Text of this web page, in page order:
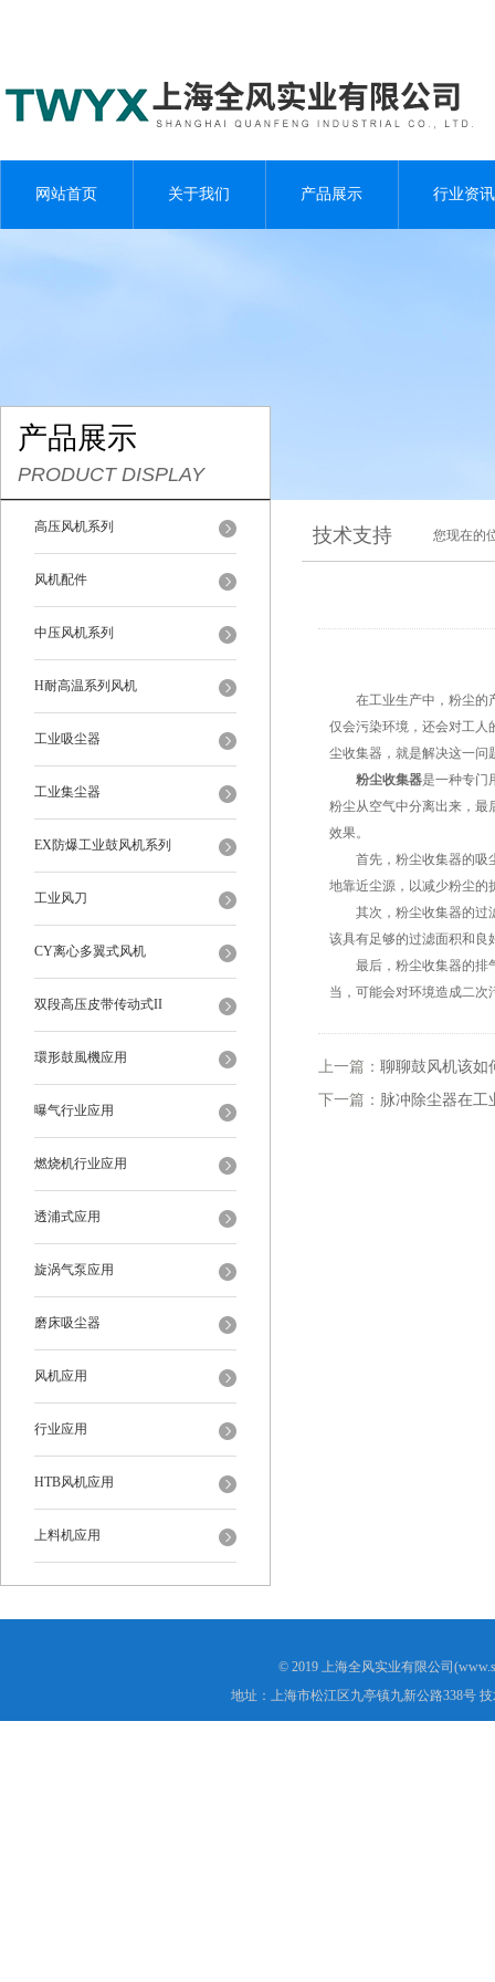
网站首页 关于我们 产品展示 行业资讯
产品展示
PRODUCT DISPLAY
高压风机系列
风机配件
中压风机系列
H耐高温系列风机
工业吸尘器
工业集尘器
EX防爆工业鼓风机系列
工业风刀
CY离心多翼式风机
双段高压皮带传动式II
環形鼓風機应用
曝气行业应用
燃烧机行业应用
透浦式应用
旋涡气泵应用
磨床吸尘器
风机应用
行业应用
HTB风机应用
上料机应用
技术支持 您现在的
在工业生产中，粉尘的产
仅会污染环境，还会对工人
尘收集器，就是解决这一问
粉尘收集器是一种专门
粉尘从空气中分离出来，最
效果。
首先，粉尘收集器的吸尘
地靠近尘源，以减少粉尘的
其次，粉尘收集器的过滤
该具有足够的过滤面积和良
最后，粉尘收集器的排气
当，可能会对环境造成二
上一篇： 聊聊鼓风机该如
下一篇： 脉冲除尘器在工
© 2019 上海全风实业有限公司
地址：上海市松江区九亭镇九新公路338号